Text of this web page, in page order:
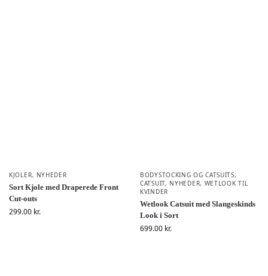
KJOLER, NYHEDER
Sort Kjole med Draperede Front
Cut-outs
299.00 kr.
BODYSTOCKING OG CATSUITS,
CATSUIT, NYHEDER, WETLOOK TIL
KVINDER
Wetlook Catsuit med Slangeskinds
Look i Sort
699.00 kr.